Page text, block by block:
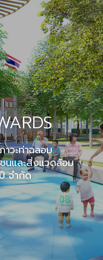
าวะท่าฉลอม
นและสิ่งแวดล้อม
จำกัด